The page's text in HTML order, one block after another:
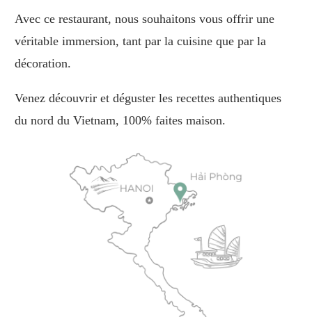
Avec ce restaurant, nous souhaitons vous offrir une
véritable immersion, tant par la cuisine que par la
décoration.
Venez découvrir et déguster les recettes authentiques
du nord du Vietnam, 100% faites maison.